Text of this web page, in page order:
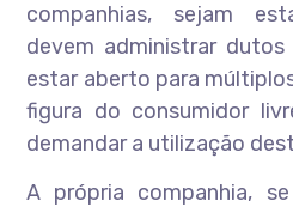
companhias, sejam
devem administrar
estar aberto para
figura do consumidor
demandar a utilização
A própria companhia,